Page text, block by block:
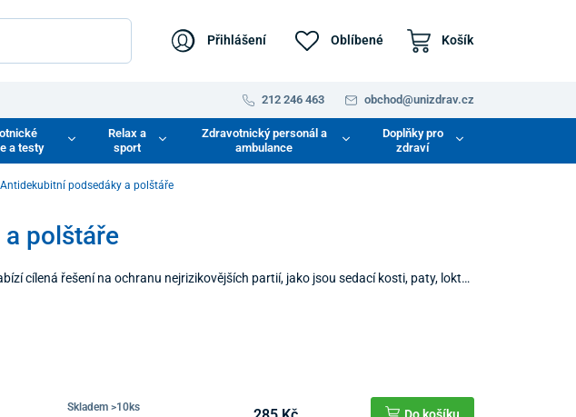
Přihlášení Oblíbené Košík
212 246 463 obchod@unizdrav.cz
a testy
Relax a
sport
Zdravotnický personál a
ambulance
Doplňky pro
zdraví
Antidekubitní podsedáky a polštáře
polštáře
cílená řešení na ochranu nejrizikovějších partií, jako jsou sedací kosti, paty, lokty
sezení vystavuje specifické části těla nadměrnému a nepřetržitému tlaku, může
plynulá a bezpečná rekonvalescence.
Skladem >10ks